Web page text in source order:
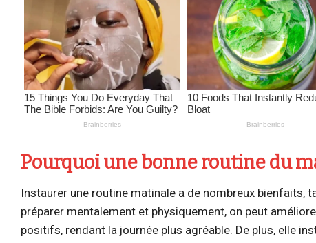
Pourquoi une bonne routine du
Instaurer une routine matinale a de nombreux bienfaits,
préparer mentalement et physiquement, on peut
positifs, rendant la journée plus agréable. De plus, elle